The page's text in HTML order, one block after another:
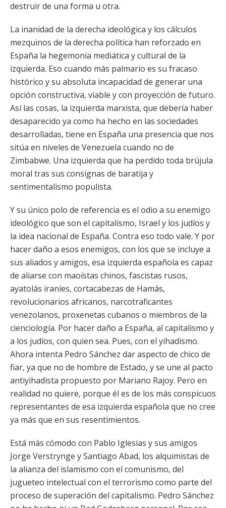
destruir de una forma u otra.
La inanidad de la derecha ideológica y los cálculos
mezquinos de la derecha política han reforzado en
España la hegemonía mediática y cultural de la
izquierda. Eso cuando más palmario es su fracaso
histórico y su absoluta incapacidad de generar una
opción constructiva, viable y con proyección de futuro.
Así las cosas, la izquierda marxista, que debería haber
desaparecido ya como ha hecho en las sociedades
desarrolladas, tiene en España una presencia que nos
sitúa en niveles de Venezuela cuando no de
Zimbabwe. Una izquierda que ha perdido toda brújula
moral tras sus consignas de baratija y
sentimentalismo populista.
Y su único polo de referencia es el odio a su enemigo
ideológico que son el capitalismo, Israel y los judíos y
la idea nacional de España. Contra eso todo vale. Y por
hacer daño a esos enemigos, con los que se incluye a
sus aliados y amigos, esa izquierda española es capaz
de aliarse con maoístas chinos, fascistas rusos,
ayatolás iraníes, cortacabezas de Hamás,
revolucionarios africanos, narcotraficantes
venezolanos, proxenetas cubanos o miembros de la
cienciología. Por hacer daño a España, al capitalismo y
a los judíos, con quien sea. Pues, con el yihadismo.
Ahora intenta Pedro Sánchez dar aspecto de chico de
fiar, ya que no de hombre de Estado, y se une al pacto
antiyihadista propuesto por Mariano Rajoy. Pero en
realidad no quiere, porque él es de los más conspicuos
representantes de esa izquierda española que no cree
ya más que en sus resentimientos.
Está más cómodo con Pablo Iglesias y sus amigos
Jorge Verstrynge y Santiago Abad, los alquimistas de
la alianza del islamismo con el comunismo, del
jugueteo intelectual con el terrorismo como parte del
proceso de superación del capitalismo. Pedro Sánchez